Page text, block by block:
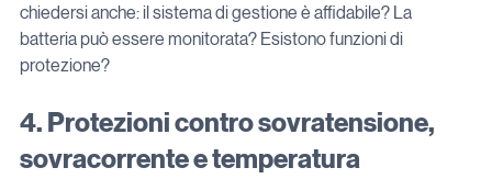
chiedersi anche: il sistema di gestione è affidabile? La
batteria può essere monitorata? Esistono funzioni di
protezione?
4. Protezioni contro sovratensione,
sovracorrente e temperatura